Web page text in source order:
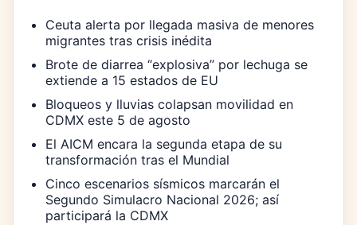
Ceuta alerta por llegada masiva de menores
migrantes tras crisis inédita
Brote de diarrea “explosiva” por lechuga se
extiende a 15 estados de EU
Bloqueos y lluvias colapsan movilidad en
CDMX este 5 de agosto
El AICM encara la segunda etapa de su
transformación tras el Mundial
Cinco escenarios sísmicos marcarán el
Segundo Simulacro Nacional 2026; así
participará la CDMX